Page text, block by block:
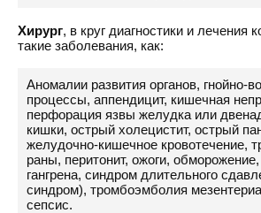
Хирург, в круг диагностики и лечения
такие заболевания, как:
Аномалии развития органов, гнойно-
процессы, аппендицит, кишечная
перфорация язвы желудка или
кишки, острый холецистит, острый
желудочно-кишечное кровотечение,
раны, перитонит, ожоги,
гангрена, синдром длительного
синдром), тромбоэмболия
сепсис.